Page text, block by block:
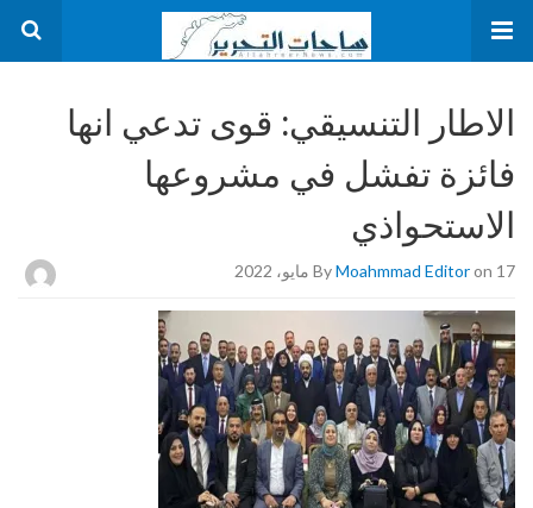
الاطار التنسيقي: قوى تدعي انها
فائزة تفشل في مشروعها
الاستحواذي
ByMoahmmad Editoron 17 مايو، 2022